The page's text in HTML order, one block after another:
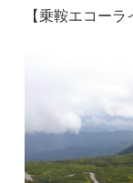
【乗鞍エコーラ